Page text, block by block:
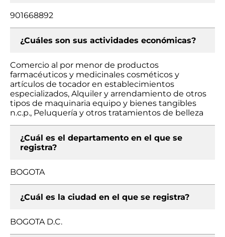
901668892
¿Cuáles son sus actividades económicas?
Comercio al por menor de productos
farmacéuticos y medicinales cosméticos y
artículos de tocador en establecimientos
especializados, Alquiler y arrendamiento de otros
tipos de maquinaria equipo y bienes tangibles
n.c.p., Peluquería y otros tratamientos de belleza
¿Cuál es el departamento en el que se
registra?
BOGOTA
¿Cuál es la ciudad en el que se registra?
BOGOTA D.C.